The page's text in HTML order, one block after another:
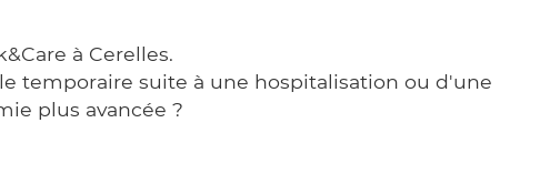
à Cerelles.
temporaire suite à une hospitalisation ou d'une
plus avancée ?